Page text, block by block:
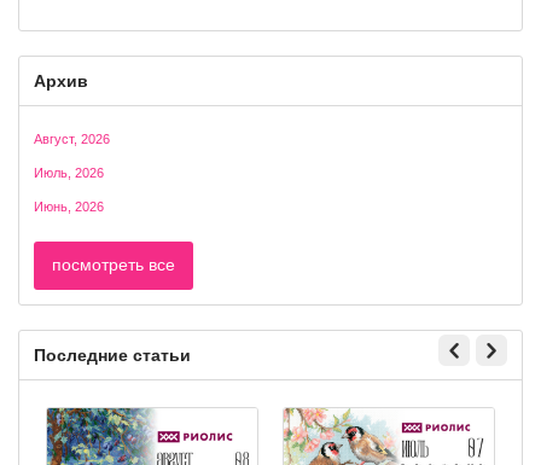
Архив
Август, 2026
Июль, 2026
Июнь, 2026
посмотреть все
Последние статьи